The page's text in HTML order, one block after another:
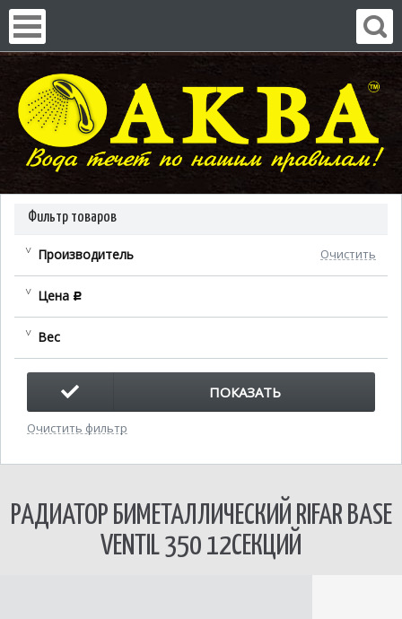
Фильтр товаров
Производитель Очистить
Цена c
Вес
ПОКАЗАТЬ
Очистить фильтр
РАДИАТОР БИМЕТАЛЛИЧЕСКИЙ RIFAR BASE
VENTIL 350 12СЕКЦИЙ